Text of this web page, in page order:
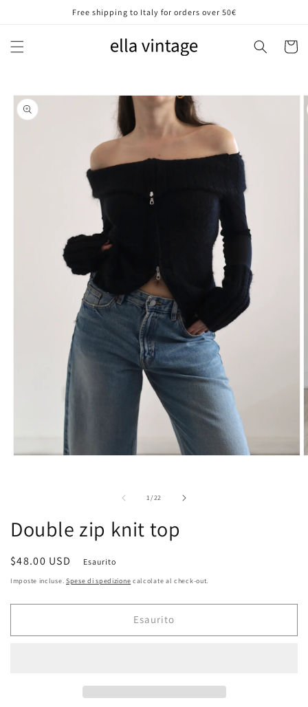
direttamenteFree shipping to Italy for orders over 50€
Carrello
Passa alle
informazioni
sul prodotto
modale
1/su
22
Double zip knit top
Prezzo
di
$48.00 USD Esaurito
Imposte incluse. Spese di spedizione calcolate al check-out.
Esaurito